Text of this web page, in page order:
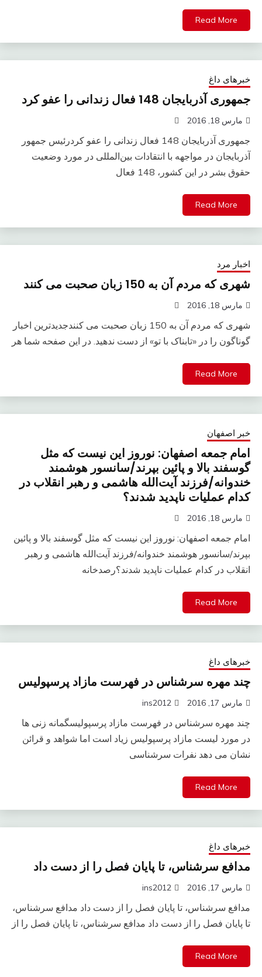
Read More
خبرهای داغ
جمهوری آذربایجان 148 فعال زندانی را عفو کرد
مارس 18, 2016
جمهوری آذربایجان 148 فعال زندانی را عفو کردرئیس جمهور
آذربایجان در مواجهه با انتقادات بین‌المللی در مورد وضعیت
حقوق بشر در این کشور، 148 فعال
Read More
اخبار مرد
شهری که مردم آن به 150 زبان صحبت می کنند
مارس 18, 2016
شهری که مردم آن به 150 زبان صحبت می کنندجدیدترین اخبار
گوناگون را در «تابناک با تو» از دست ندهید. در این صفحه شما هر
Read More
خبر اصفهان
امام جمعه اصفهان: نوروز این نیست که مثل
گوسفند بالا و پائین بپرند/سانسور هوشمند
خندوانه/فرزند آیت‌الله هاشمی و رهبر انقلاب در
کدام عملیات ناپدید شدند؟
مارس 18, 2016
امام جمعه اصفهان: نوروز این نیست که مثل گوسفند بالا و پائین
بپرند/سانسور هوشمند خندوانه/فرزند آیت‌الله هاشمی و رهبر
انقلاب در کدام عملیات ناپدید شدند؟رصد‌خانه
Read More
خبرهای داغ
چند مهره سرشناس در فهرست مازاد پرسپولیس
مارس 17, 2016 ins2012
چند مهره سرشناس در فهرست مازاد پرسپولیسگمانه زنی ها
در مورد لیست مازاد پرسپولیس زیاد است اما شواهد و قرائن
نشان می دهد نفرات سرشناسی
Read More
خبرهای داغ
مدافع سرشناس، تا پایان فصل را از دست داد
مارس 17, 2016 ins2012
مدافع سرشناس، تا پایان فصل را از دست داد مدافع سرشناس،
تا پایان فصل را از دست داد مدافع سرشناس، تا پایان فصل را از
Read More